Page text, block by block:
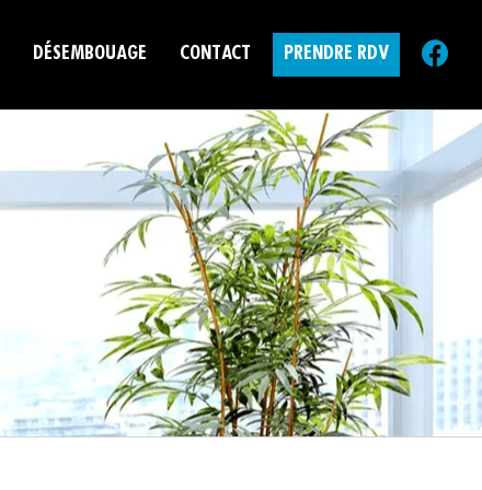
DÉSEMBOUAGE CONTACT PRENDRE RDV